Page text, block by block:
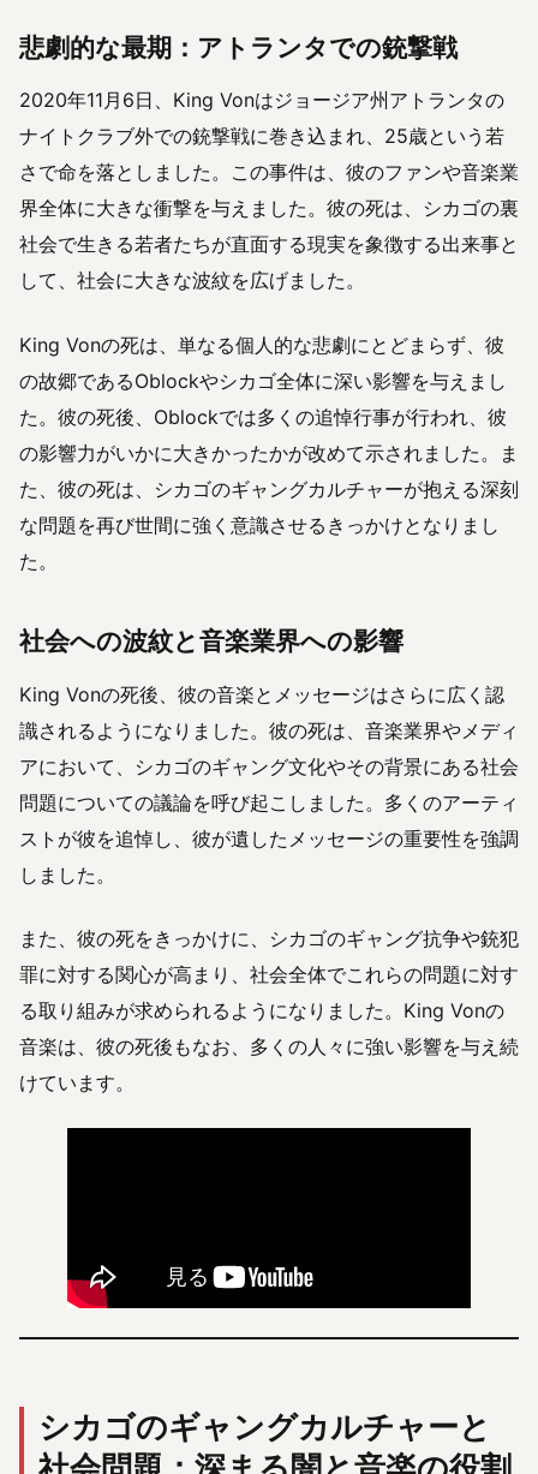
悲劇的な最期：アトランタでの銃撃戦
2020年11月6日、King Vonはジョージア州アトランタの
ナイトクラブ外での銃撃戦に巻き込まれ、25歳という若
さで命を落としました。この事件は、彼のファンや音楽業
界全体に大きな衝撃を与えました。彼の死は、シカゴの裏
社会で生きる若者たちが直面する現実を象徴する出来事と
して、社会に大きな波紋を広げました。
King Vonの死は、単なる個人的な悲劇にとどまらず、彼
の故郷であるOblockやシカゴ全体に深い影響を与えまし
た。彼の死後、Oblockでは多くの追悼行事が行われ、彼
の影響力がいかに大きかったかが改めて示されました。ま
た、彼の死は、シカゴのギャングカルチャーが抱える深刻
な問題を再び世間に強く意識させるきっかけとなりまし
た。
社会への波紋と音楽業界への影響
King Vonの死後、彼の音楽とメッセージはさらに広く認
識されるようになりました。彼の死は、音楽業界やメディ
アにおいて、シカゴのギャング文化やその背景にある社会
問題についての議論を呼び起こしました。多くのアーティ
ストが彼を追悼し、彼が遺したメッセージの重要性を強調
しました。
また、彼の死をきっかけに、シカゴのギャング抗争や銃犯
罪に対する関心が高まり、社会全体でこれらの問題に対す
る取り組みが求められるようになりました。King Vonの
音楽は、彼の死後もなお、多くの人々に強い影響を与え続
けています。
シカゴのギャングカルチャーと